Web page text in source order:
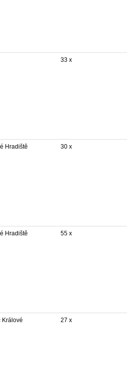
33 x
Hradiště
30 x
Hradiště
55 x
Králové
27 x